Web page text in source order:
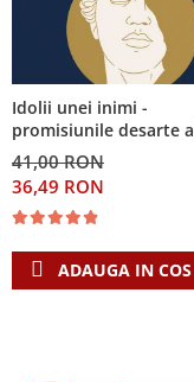
Idolii unei inimi -
promisiunile desarte
banilor, sexului si
Singura Nadejde care
conteaza
41,00 RON
36,49 RON
ADAUGA IN COS